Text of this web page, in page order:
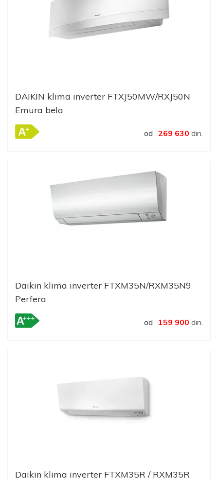
DAIKIN klima inverter FTXJ50MW/RXJ50N
Emura bela
od 269 630 din.
Daikin klima inverter FTXM35N/RXM35N9
Perfera
od 159 900 din.
Daikin klima inverter FTXM35R / RXM35R